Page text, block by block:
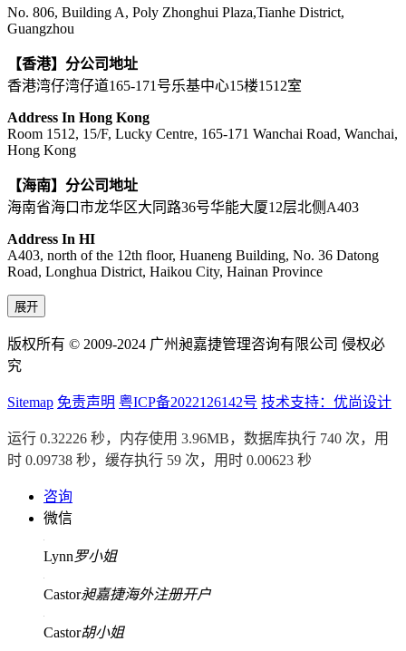
No. 806, Building A, Poly Zhonghui Plaza,Tianhe District,
Guangzhou
【香港】分公司地址
香港湾仔湾仔道165-171号乐基中心15楼1512室
Address In Hong Kong
Room 1512, 15/F, Lucky Centre, 165-171 Wanchai Road, Wanchai,
Hong Kong
【海南】分公司地址
海南省海口市龙华区大同路36号华能大厦12层北侧A403
Address In HI
A403, north of the 12th floor, Huaneng Building, No. 36 Datong
Road, Longhua District, Haikou City, Hainan Province
展开
版权所有 © 2009-2024 广州昶嘉捷管理咨询有限公司 侵权必
究
Sitemap 免责声明 粤ICP备2022126142号 技术支持：优尚设计
运行 0.32226 秒，内存使用 3.96MB，数据库执行 740 次，用
时 0.09738 秒，缓存执行 59 次，用时 0.00623 秒
咨询
微信
Lynn罗小姐
Castor昶嘉捷海外注册开户
Castor胡小姐